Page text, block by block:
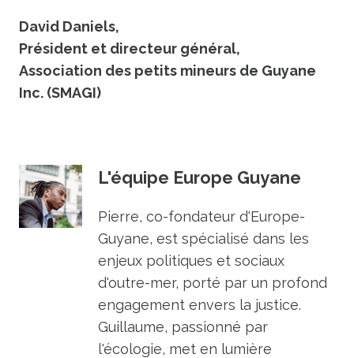
David Daniels,
Président et directeur général,
Association des petits mineurs de Guyane
Inc. (SMAGI)
L'équipe Europe Guyane
Pierre, co-fondateur d'Europe-
Guyane, est spécialisé dans les
enjeux politiques et sociaux
d'outre-mer, porté par un profond
engagement envers la justice.
Guillaume, passionné par
l'écologie, met en lumière